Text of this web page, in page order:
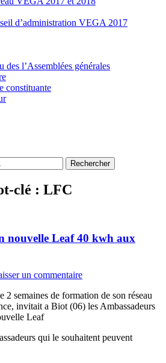
d’administration VEGA 2017
des l’Assemblées générales
constituante
clé : LFC
nouvelle Leaf 40 kwh aux
un commentaire
2 semaines de formation de son réseau
invitait a Biot (06) les Ambassadeurs
Leaf
qui le souhaitent peuvent